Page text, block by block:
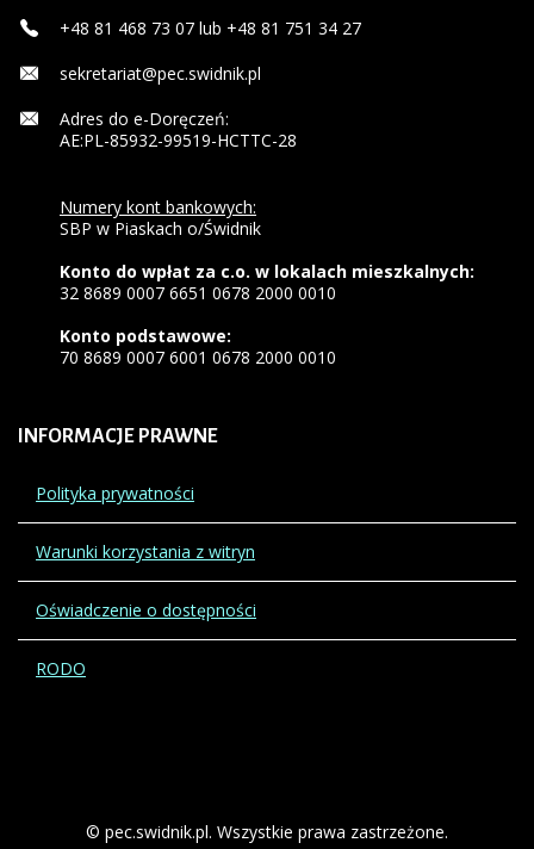
+48 81 468 73 07 lub +48 81 751 34 27
sekretariat@pec.swidnik.pl
Adres do e-Doręczeń:
AE:PL-85932-99519-HCTTC-28
Numery kont bankowych:
SBP w Piaskach o/Świdnik
Konto do wpłat za c.o. w lokalach mieszkalnych:
32 8689 0007 6651 0678 2000 0010
Konto podstawowe:
70 8689 0007 6001 0678 2000 0010
INFORMACJE PRAWNE
Polityka prywatności
Warunki korzystania z witryn
Oświadczenie o dostępności
RODO
© pec.swidnik.pl. Wszystkie prawa zastrzeżone.